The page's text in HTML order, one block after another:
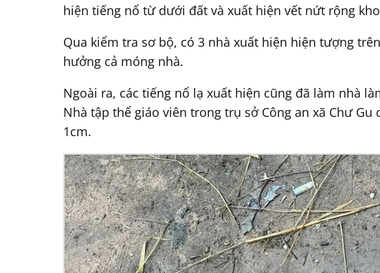
hiện tiếng nổ từ dưới đất và xuất hiện vết nứt rộng
Qua kiểm tra sơ bộ, có 3 nhà xuất hiện hiện tượng
hưởng cả móng nhà.
Ngoài ra, các tiếng nổ lạ xuất hiện cũng đã làm nhà
Nhà tập thể giáo viên trong trụ sở Công an xã Chư
1cm.